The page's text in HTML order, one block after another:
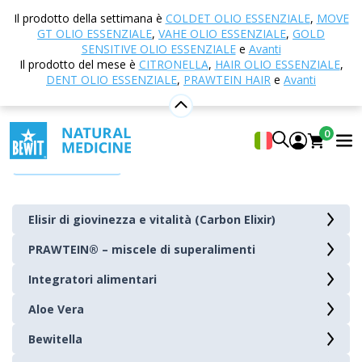
Il prodotto della settimana è COLDET OLIO ESSENZIALE, MOVE
GT OLIO ESSENZIALE, VAHE OLIO ESSENZIALE, GOLD
SENSITIVE OLIO ESSENZIALEe Avanti
Il prodotto del mese è CITRONELLA, HAIR OLIO ESSENZIALE,
DENT OLIO ESSENZIALE, PRAWTEIN HAIR e Avanti
0
Casa E-shop NULL
Nutrizione e integratori alimentari
integratori alimentari e nutrizionali BEWITsono
armonia di corpo, mente e
spirito
attraverso il potere della natura. Ogni prodotto
è realizzato con rispetto per i processi naturali, la
qualità delle materie prime e i principi di sostenibilità.
puri, naturali e funzionalisenza additivi inutili.
Nella nostra offerta troveraisuperfood, estratti
vegetali, oli spremuti a freddo, miscele in polvere
capsule. Tutti i prodotti sono accuratamente selezionati
e realizzati per sostenere uno
consapevole, attivo ed equilibrato
Mostra di più
Elisir di giovinezza e vitalità (Carbon Elixir)
PRAWTEIN® – miscele di superalimenti
Integratori alimentari
Aloe Vera
Bewitella